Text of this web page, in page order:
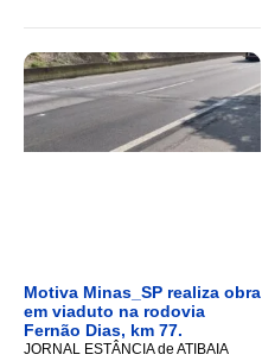
Motiva Minas_SP realiza obra
em viaduto na rodovia
Fernão Dias, km 77.
JORNAL ESTÂNCIA de ATIBAIA